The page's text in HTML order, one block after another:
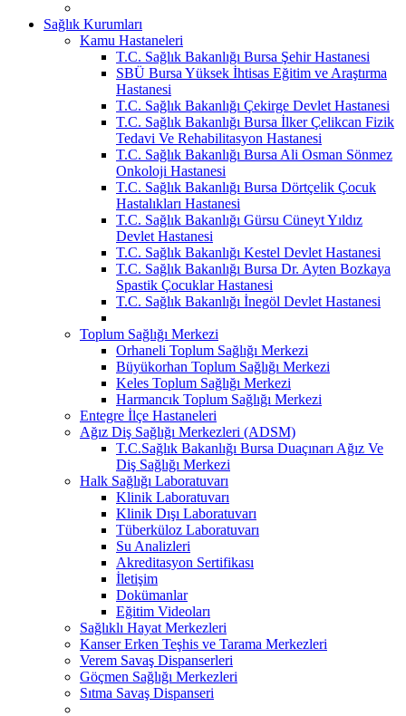
Sağlık Kurumları
Kamu Hastaneleri
T.C. Sağlık Bakanlığı Bursa Şehir Hastanesi
SBÜ Bursa Yüksek İhtisas Eğitim ve Araştırma
Hastanesi
T.C. Sağlık Bakanlığı Çekirge Devlet Hastanesi
T.C. Sağlık Bakanlığı Bursa İlker Çelikcan Fizik
Tedavi Ve Rehabilitasyon Hastanesi
T.C. Sağlık Bakanlığı Bursa Ali Osman Sönmez
Onkoloji Hastanesi
T.C. Sağlık Bakanlığı Bursa Dörtçelik Çocuk
Hastalıkları Hastanesi
T.C. Sağlık Bakanlığı Gürsu Cüneyt Yıldız
Devlet Hastanesi
T.C. Sağlık Bakanlığı Kestel Devlet Hastanesi
T.C. Sağlık Bakanlığı Bursa Dr. Ayten Bozkaya
Spastik Çocuklar Hastanesi
T.C. Sağlık Bakanlığı İnegöl Devlet Hastanesi
Toplum Sağlığı Merkezi
Orhaneli Toplum Sağlığı Merkezi
Büyükorhan Toplum Sağlığı Merkezi
Keles Toplum Sağlığı Merkezi
Harmancık Toplum Sağlığı Merkezi
Entegre İlçe Hastaneleri
Ağız Diş Sağlığı Merkezleri (ADSM)
T.C.Sağlık Bakanlığı Bursa Duaçınarı Ağız Ve
Diş Sağlığı Merkezi
Halk Sağlığı Laboratuvarı
Klinik Laboratuvarı
Klinik Dışı Laboratuvarı
Tüberküloz Laboratuvarı
Su Analizleri
Akreditasyon Sertifikası
İletişim
Dokümanlar
Eğitim Videoları
Sağlıklı Hayat Merkezleri
Kanser Erken Teşhis ve Tarama Merkezleri
Verem Savaş Dispanserleri
Göçmen Sağlığı Merkezleri
Sıtma Savaş Dispanseri